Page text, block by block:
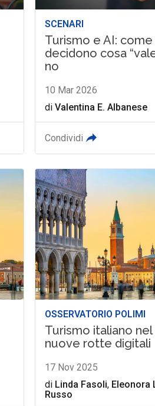
SCENARI
Turismo e AI:
decidono cosa
no
10 Mar 2026
diValentina E. Albanese
Condividi
OSSERVATORIO POLIMI
Turismo italiano
nuove rotte digitali
17 Nov 2025
di Linda Fasoli, Eleonora
Russo